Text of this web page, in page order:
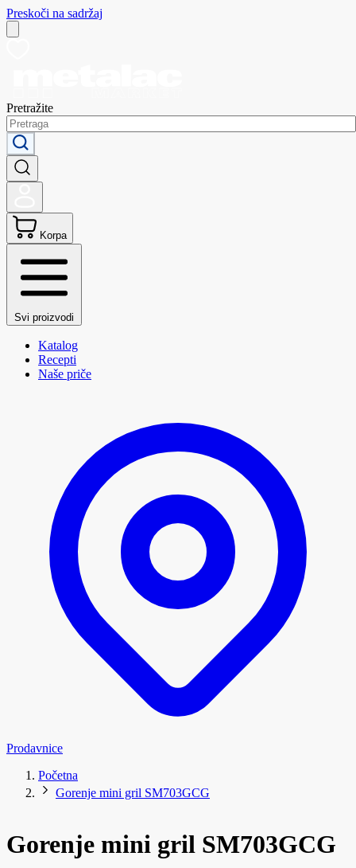
Preskoči na sadržaj
Pretražite
Korpa
Svi proizvodi
Katalog
Recepti
Naše priče
Prodavnice
Početna
Gorenje mini gril SM703GCG
Gorenje mini gril SM703GCG